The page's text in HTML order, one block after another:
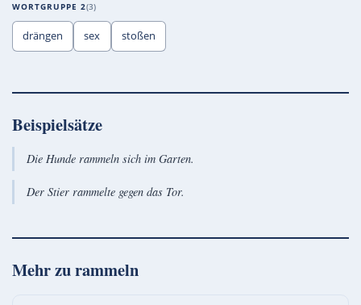
WORTGRUPPE 2 3
drängen sex stoßen
Beispielsätze
Die Hunde rammeln sich im Garten.
Der Stier rammelte gegen das Tor.
Mehr zurammeln